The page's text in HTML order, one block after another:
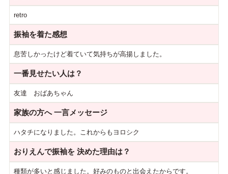
retro
振袖を着た感想
息苦しかったけど着ていて気持ちが高揚しました。
一番見せたい人は？
友達 おばあちゃん
家族の方へ一言メッセージ
ハタチになりました。これからもヨロシク
おりえんで振袖を決めた理由は？
種類が多いと感じました。好みのものと出会えたからです。